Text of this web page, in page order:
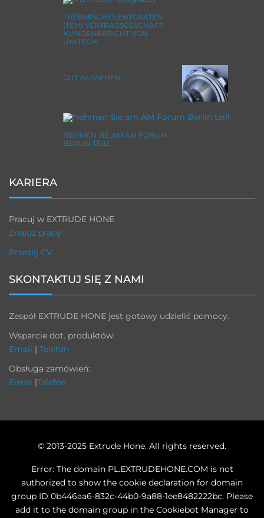
THERMISCHES ENTGRATEN
(TEM) VERTRAGSGESCHÄFT,
KUNDENBERICHT VON
UNITECH
GUT AUSSEHEN
NEHMEN SIE AM AM FORUM
BERLIN TEIL!
KARIERA
Pracuj w EXTRUDE HONE
Znajdź pracę
Prześlij CV
SKONTAKTUJ SIĘ Z NAMI
Zespół EXTRUDE HONE jest gotowy udzielić pomocy.
Wsparcie dot. produktów:
Email | Telefon
Obsługa zamówień:
Email |Telefon
© 2013-2025 Extrude Hone. All rights reserved.
Error: The domain PL.EXTRUDEHONE.COM is not
authorized to show the cookie declaration for domain
group ID 0b446aa6-832c-44b0-9a88-1ee8482222bc. Please
add it to the domain group in the Cookiebot Manager to